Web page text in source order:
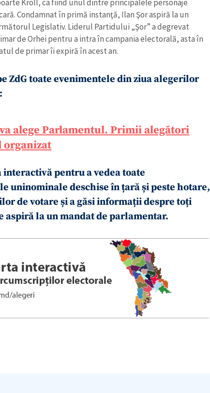
Kroll, ca fiind unul dintre principalele personaje
Condamnat în primă instanţă, Ilan Şor aspiră la un
Legislativ. Liderul Partidului „Şor” a degrevat
de Orhei pentru a intra în campania electorală, asta în
de primar îi expiră în acest an.
ZdG toate evenimentele din ziua alegerilor
alege Parlamentul. Primii alegători
organizat
interactivă pentru a vedea toate
uninominale deschise în țară și peste hotare,
de votare și a găsi informații despre toți
aspiră la un mandat de parlamentar.